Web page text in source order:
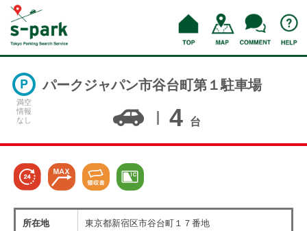
満空
情報
なし
パークジャパン市谷台町第１駐車場
4 台
所在地 東京都新宿区市谷台町１７番地